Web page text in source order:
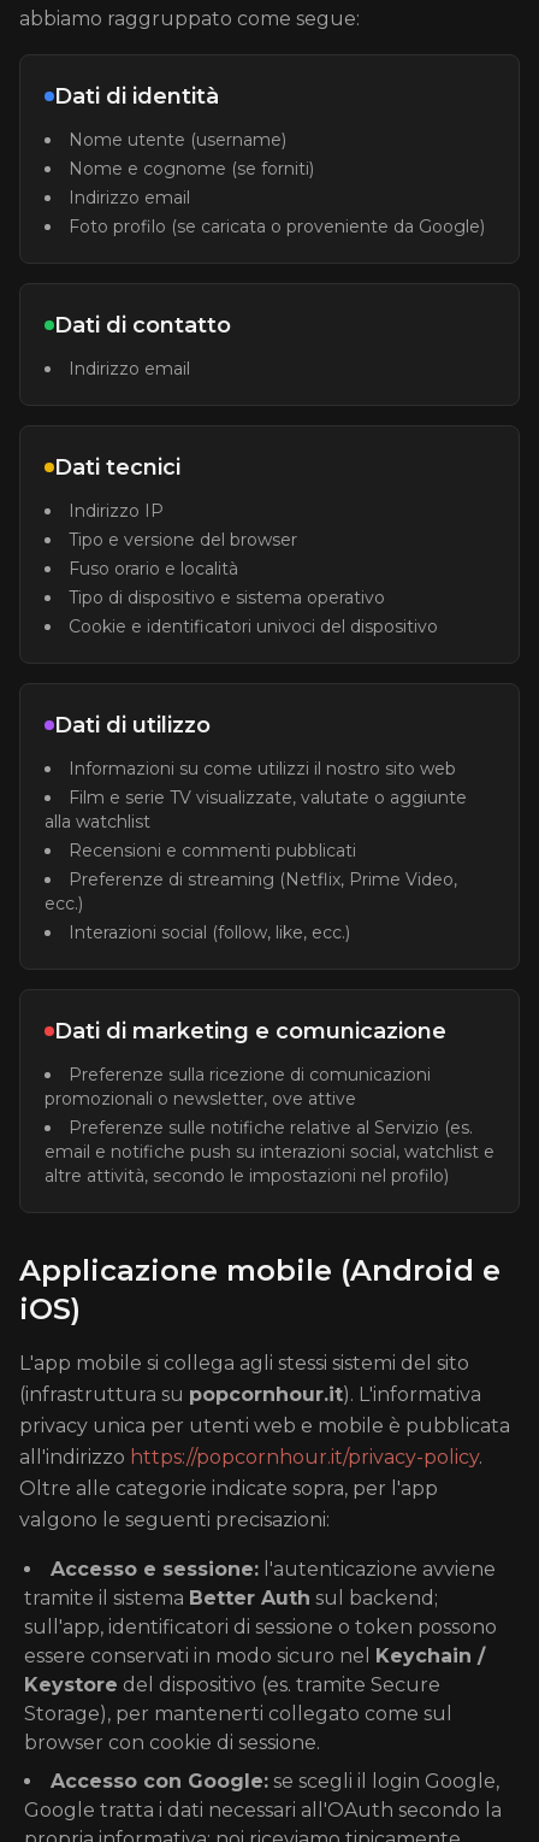
abbiamo raggruppato come segue:
Dati di identità
Nome utente (username)
Nome e cognome (se forniti)
Indirizzo email
Foto profilo (se caricata o proveniente da Google)
Dati di contatto
Indirizzo email
Dati tecnici
Indirizzo IP
Tipo e versione del browser
Fuso orario e località
Tipo di dispositivo e sistema operativo
Cookie e identificatori univoci del dispositivo
Dati di utilizzo
Informazioni su come utilizzi il nostro sito web
Film e serie TV visualizzate, valutate o aggiunte
alla watchlist
Recensioni e commenti pubblicati
Preferenze di streaming (Netflix, Prime Video,
ecc.)
Interazioni social (follow, like, ecc.)
Dati di marketing e comunicazione
Preferenze sulla ricezione di comunicazioni
promozionali o newsletter, ove attive
Preferenze sulle notifiche relative al Servizio (es.
email e notifiche push su interazioni social, watchlist e
altre attività, secondo le impostazioni nel profilo)
Applicazione mobile (Android e
iOS)
L'app mobile si collega agli stessi sistemi del sito
(infrastruttura su popcornhour.it). L'informativa
privacy unica per utenti web e mobile è pubblicata
all'indirizzo https://popcornhour.it/privacy-policy.
Oltre alle categorie indicate sopra, per l'app
valgono le seguenti precisazioni:
Accesso e sessione: l'autenticazione avviene
tramite il sistema Better Auth sul backend;
sull'app, identificatori di sessione o token possono
essere conservati in modo sicuro nel Keychain /
Keystore del dispositivo (es. tramite Secure
Storage), per mantenerti collegato come sul
browser con cookie di sessione.
Accesso con Google: se scegli il login Google,
Google tratta i dati necessari all'OAuth secondo la